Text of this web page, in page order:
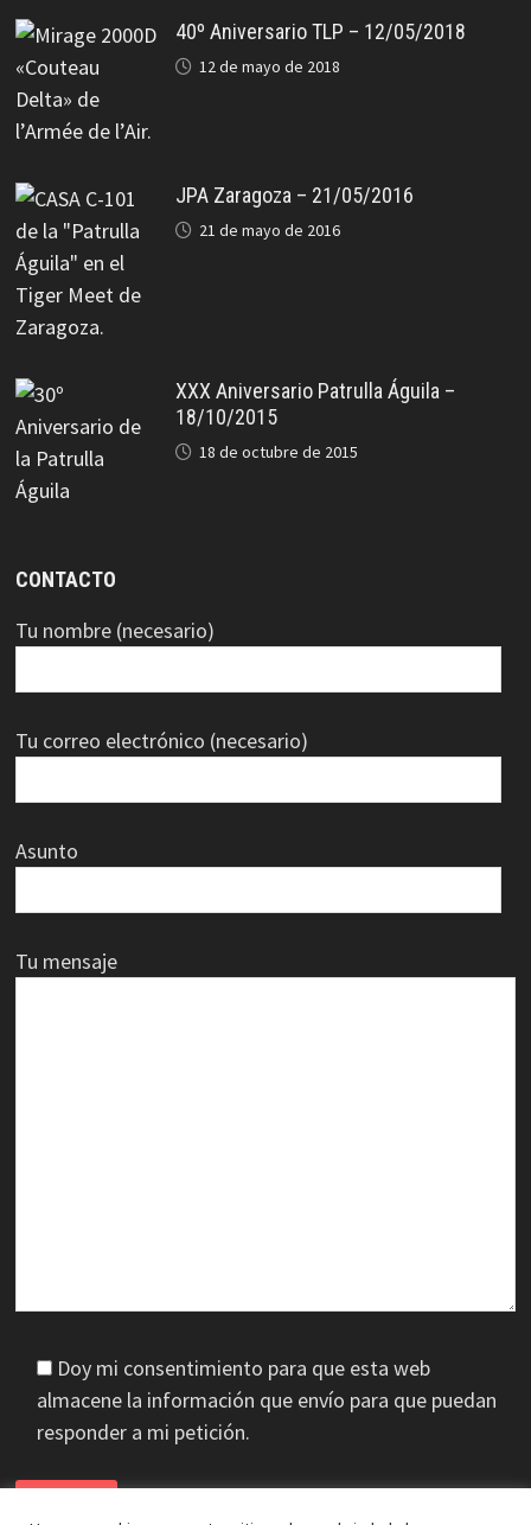
40º Aniversario TLP – 12/05/2018
12 de mayo de 2018
JPA Zaragoza – 21/05/2016
21 de mayo de 2016
XXX Aniversario Patrulla Águila –
18/10/2015
18 de octubre de 2015
CONTACTO
Tu nombre (necesario)
Tu correo electrónico (necesario)
Asunto
Tu mensaje
Doy mi consentimiento para que esta web
almacene la información que envío para que puedan
responder a mi petición.